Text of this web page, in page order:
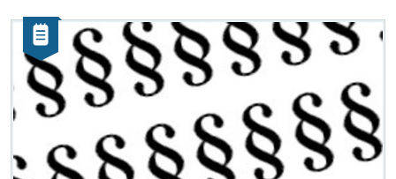
Kategorie:
Artikel